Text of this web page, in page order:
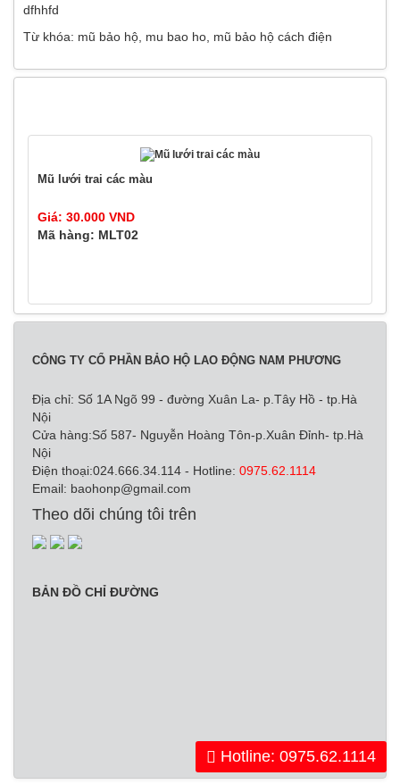
dfhhfd
Từ khóa: mũ bảo hộ mu bao ho mũ bảo hộ cách điện
Mũ lưới trai các màu
Giá: 30.000 VND
Mã hàng: MLT02
CÔNG TY CỔ PHẦN BẢO HỘ LAO ĐỘNG NAM PHƯƠNG
Địa chỉ: Số 1A Ngõ 99 - đường Xuân La- p.Tây Hồ - tp.Hà
Nội
Cửa hàng:Số 587- Nguyễn Hoàng Tôn-p.Xuân Đỉnh- tp.Hà
Nội
Điện thoại:024.666.34.114 - Hotline: 0975.62.1114
Email: baohonp@gmail.com
Theo dõi chúng tôi trên
BẢN ĐỒ CHỈ ĐƯỜNG
Hotline: 0975.62.1114